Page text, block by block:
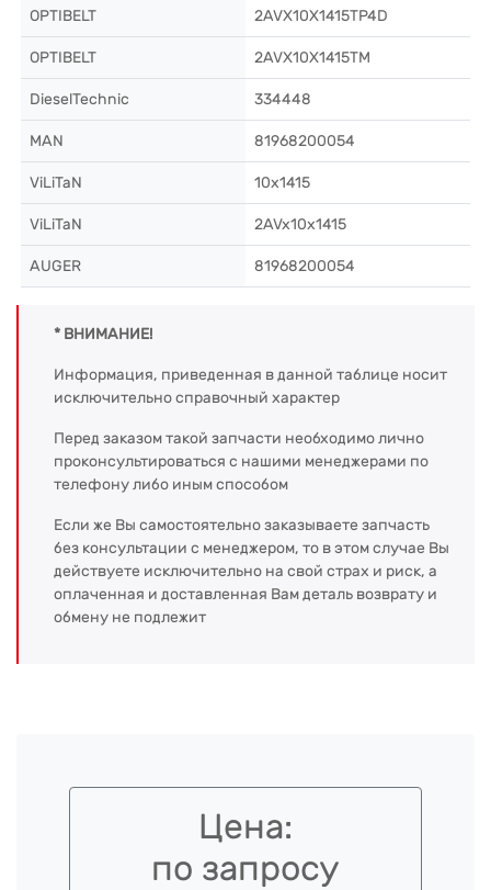
OPTIBELT 2AVX10X1415TP4D
OPTIBELT 2AVX10X1415TM
DieselTechnic 334448
MAN 81968200054
ViLiTaN 10x1415
ViLiTaN 2AVx10x1415
AUGER 81968200054
* ВНИМАНИЕ!
Информация, приведенная в данной таблице носит
исключительно справочный характер
Перед заказом такой запчасти необходимо лично
проконсультироваться с нашими менеджерами по
телефону либо иным способом
Если же Вы самостоятельно заказываете запчасть
без консультации с менеджером, то в этом случае Вы
действуете исключительно на свой страх и риск, а
оплаченная и доставленная Вам деталь возврату и
обмену не подлежит
Цена:
по запросу